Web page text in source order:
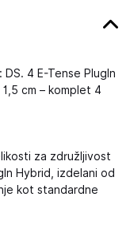
4 E-Tense PlugIn
cm – komplet 4
za združljivost
Hybrid, izdelani od
kot standardne